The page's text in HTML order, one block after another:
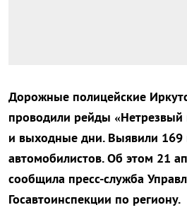
Дорожные полицейские
проводили рейды «Нетрезвый
и выходные дни. Выявили 169
автомобилистов. Об этом 21
сообщила пресс-служба
Госавтоинспекции по региону.